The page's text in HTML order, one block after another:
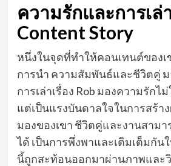
ความรักและการเล่
Content Story
หนึ่งในจุดที่ทำให้คอนเทนต์ของเ
การนำ ความสัมพันธ์และชีวิตคู่
การเล่าเรื่อง Rob มองความรักไ
แต่เป็นแรงบันดาลใจในการสร้า
มองของเขา ชีวิตคู่และงานสาม
ได้ เป็นการพึ่งพาและเติมเต็มกั
นี้ถูกสะท้อนออกมาผ่านภาพและวิ